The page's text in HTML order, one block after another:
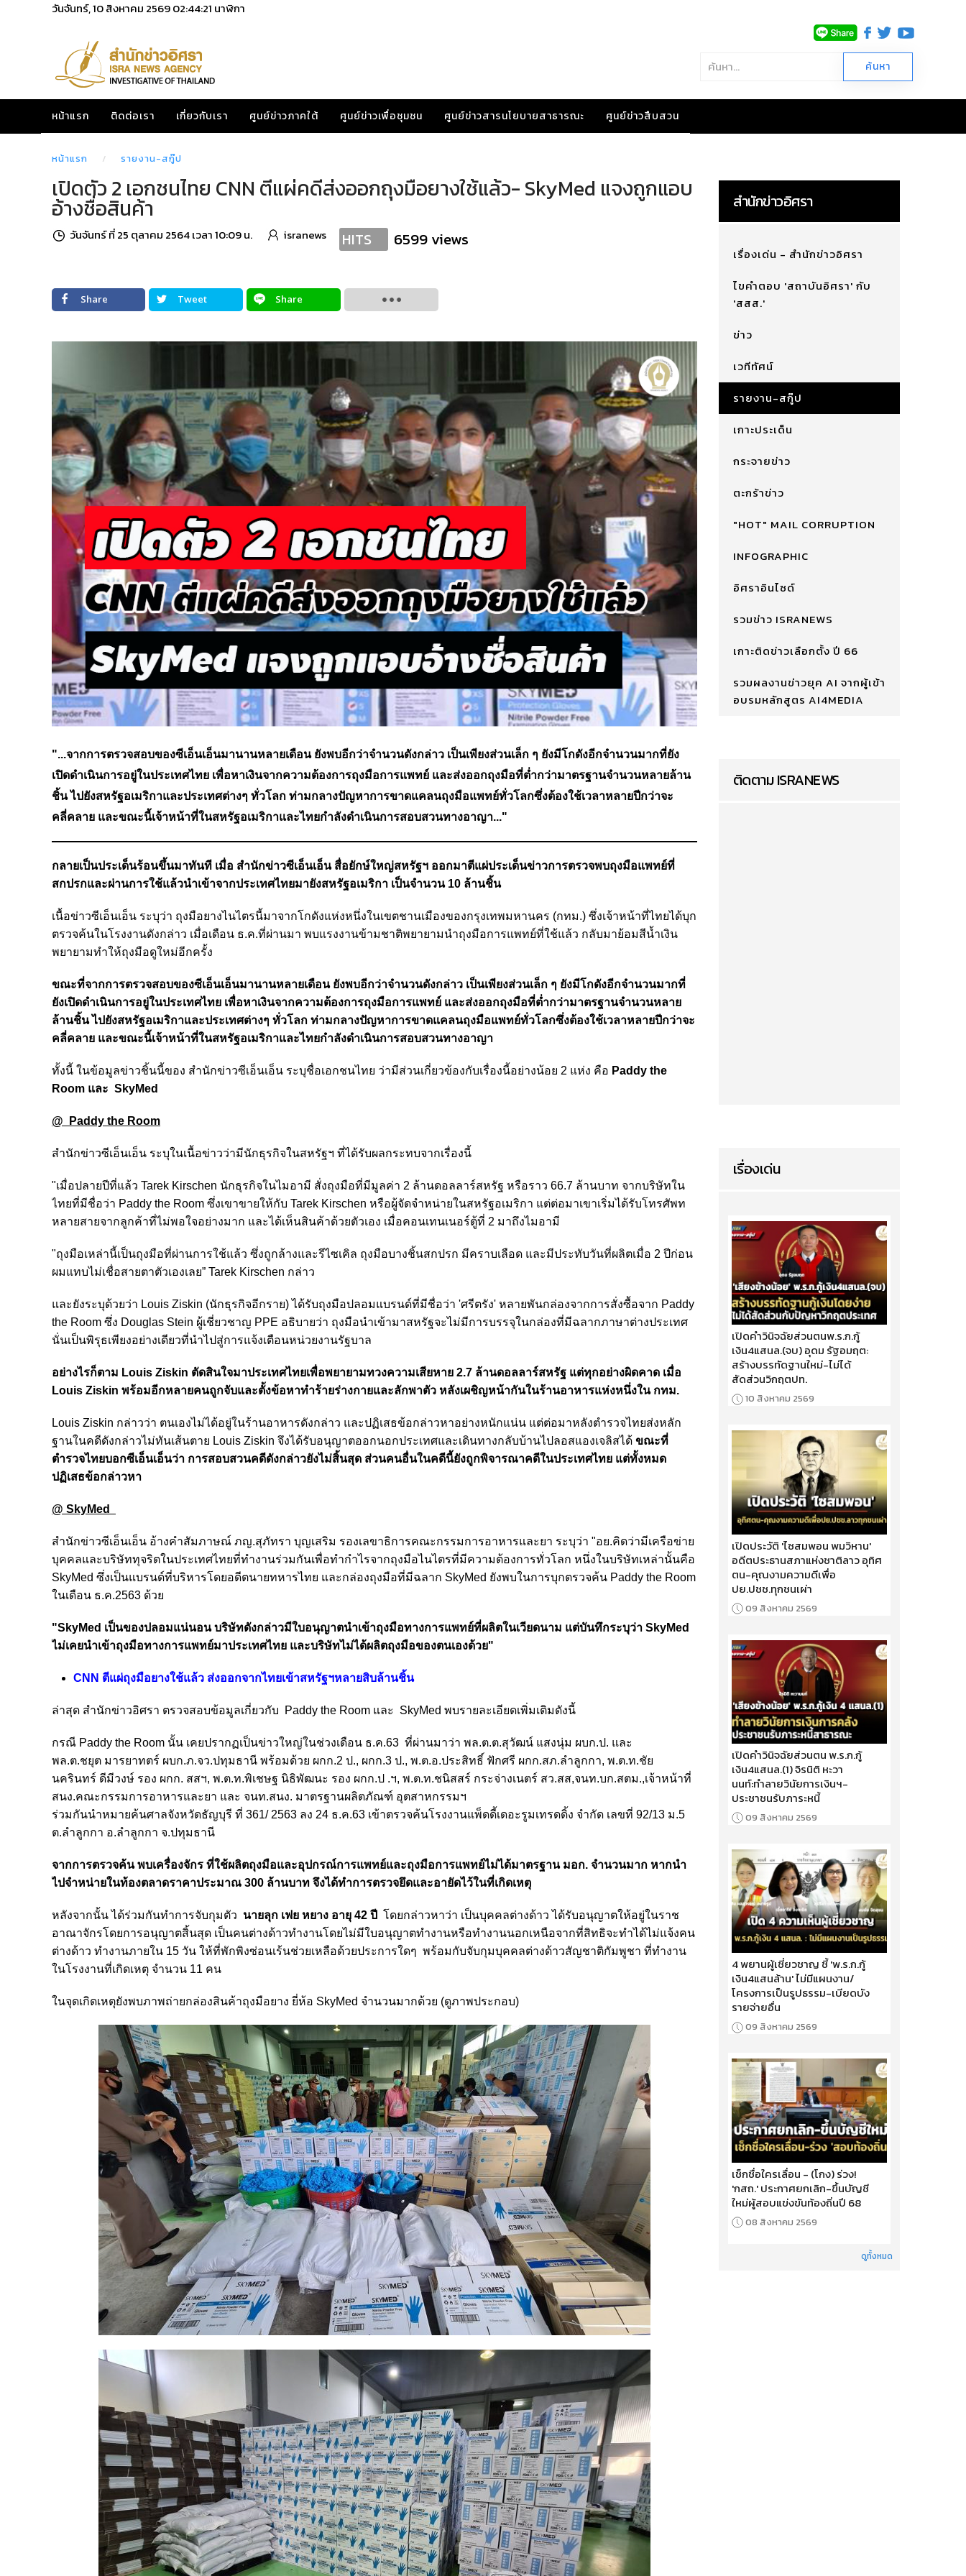
วันจันทร์, 10 สิงหาคม 256902:44:22นาฬิกา
หน้าแรก ติดต่อเรา เกี่ยวกับเรา ศูนย์ข่าวภาคใต้ ศูนย์ข่าวเพื่อชุมชน ศูนย์ข่าวสารนโยบายสาธารณะ ศูนย์ข่าวสืบสวน
หน้าแรก รายงาน-สกู๊ป
เปิดตัว 2 เอกชนไทย CNN ตีแผ่คดีส่งออกถุงมือยางใช้แล้ว- SkyMed แจงถูกแอบ
อ้างชื่อสินค้า
วันจันทร์ ที่ 25 ตุลาคม 2564 เวลา 10:09 น. isranews HITS 6599 views
Share Tweet Share
"...จากการตรวจสอบของซีเอ็นเอ็นมานานหลายเดือน ยังพบอีกว่าจำนวนดังกล่าว เป็นเพียงส่วนเล็ก ๆ ยังมีโกดังอีกจำนวนมากที่ยัง
เปิดดำเนินการอยู่ในประเทศไทย เพื่อหาเงินจากความต้องการถุงมือการแพทย์ และส่งออกถุงมือที่ต่ำกว่ามาตรฐานจำนวนหลายล้าน
ชิ้น ไปยังสหรัฐอเมริกาและประเทศต่างๆ ทั่วโลก ท่ามกลางปัญหาการขาดแคลนถุงมือแพทย์ทั่วโลกซึ่งต้องใช้เวลาหลายปีกว่าจะ
คลี่คลาย และขณะนี้เจ้าหน้าที่ในสหรัฐอเมริกาและไทยกำลังดำเนินการสอบสวนทางอาญา..."
กลายเป็นประเด็นร้อนขึ้นมาทันที เมื่อ สำนักข่าวซีเอ็นเอ็น สื่อยักษ์ใหญ่สหรัฐฯ ออกมาตีแผ่ประเด็นข่าวการตรวจพบถุงมือแพทย์ที่
สกปรกและผ่านการใช้แล้วนำเข้าจากประเทศไทยมายังสหรัฐอเมริกา เป็นจำนวน 10 ล้านชิ้น
เนื้อข่าวซีเอ็นเอ็น ระบุว่า ถุงมือยางไนไตรนี้มาจากโกดังแห่งหนึ่งในเขตชานเมืองของกรุงเทพมหานคร (กทม.) ซึ่งเจ้าหน้าที่ไทยได้บุก
ตรวจค้นในโรงงานดังกล่าว เมื่อเดือน ธ.ค.ที่ผ่านมา พบแรงงานข้ามชาติพยายามนำถุงมือการแพทย์ที่ใช้แล้ว กลับมาย้อมสีน้ำเงิน
พยายามทำให้ถุงมือดูใหม่อีกครั้ง
ขณะที่จากการตรวจสอบของซีเอ็นเอ็นมานานหลายเดือน ยังพบอีกว่าจำนวนดังกล่าว เป็นเพียงส่วนเล็ก ๆ ยังมีโกดังอีกจำนวนมากที่
ยังเปิดดำเนินการอยู่ในประเทศไทย เพื่อหาเงินจากความต้องการถุงมือการแพทย์ และส่งออกถุงมือที่ต่ำกว่ามาตรฐานจำนวนหลาย
ล้านชิ้น ไปยังสหรัฐอเมริกาและประเทศต่างๆ ทั่วโลก ท่ามกลางปัญหาการขาดแคลนถุงมือแพทย์ทั่วโลกซึ่งต้องใช้เวลาหลายปีกว่าจะ
คลี่คลาย และขณะนี้เจ้าหน้าที่ในสหรัฐอเมริกาและไทยกำลังดำเนินการสอบสวนทางอาญา
ทั้งนี้ ในข้อมูลข่าวชิ้นนี้ของ สำนักข่าวซีเอ็นเอ็น ระบุชื่อเอกชนไทย ว่ามีส่วนเกี่ยวข้องกับเรื่องนี้อย่างน้อย 2 แห่ง คือ Paddy the
Room และ SkyMed
@ Paddy the Room
สำนักข่าวซีเอ็นเอ็น ระบุในเนื้อข่าวว่ามีนักธุรกิจในสหรัฐฯ ที่ได้รับผลกระทบจากเรื่องนี้
"เมื่อปลายปีที่แล้ว Tarek Kirschen นักธุรกิจในไมอามี สั่งถุงมือที่มีมูลค่า 2 ล้านดอลลาร์สหรัฐ หรือราว 66.7 ล้านบาท จากบริษัทใน
ไทยที่มีชื่อว่า Paddy the Room ซึ่งเขาขายให้กับ Tarek Kirschen หรือผู้จัดจำหน่ายในสหรัฐอเมริกา แต่ต่อมาเขาเริ่มได้รับโทรศัพท
หลายสายจากลูกค้าที่ไม่พอใจอย่างมาก และได้เห็นสินค้าด้วยตัวเอง เมื่อคอนเทนเนอร์ตู้ที่ 2 มาถึงไมอามี
"ถุงมือเหล่านี้เป็นถุงมือที่ผ่านการใช้แล้ว ซึ่งถูกล้างและรีไซเคิล ถุงมือบางชิ้นสกปรก มีคราบเลือด และมีประทับวันที่ผลิตเมื่อ 2 ปีก่อน
ผมแทบไม่เชื่อสายตาตัวเองเลย” Tarek Kirschen กล่าว
และยังระบุด้วยว่า Louis Ziskin (นักธุรกิจอีกราย) ได้รับถุงมือปลอมแบรนด์ที่มีชื่อว่า 'ศรีตรัง' หลายพันกล่องจากการสั่งซื้อจาก Paddy
the Room ซึ่ง Douglas Stein ผู้เชี่ยวชาญ PPE อธิบายว่า ถุงมือนำเข้ามาสหรัฐจะไม่มีการบรรจุในกล่องที่มีฉลากภาษาต่างประเทศ
นั่นเป็นพิรุธเพียงอย่างเดียวที่นำไปสู่การแจ้งเตือนหน่วยงานรัฐบาล
อย่างไรก็ตาม Louis Ziskin ตัดสินใจมาประเทศไทยเพื่อพยายามทวงความเสียหาย 2.7 ล้านดอลลาร์สหรัฐ แต่ทุกอย่างผิดคาด เมื่อ
Louis Ziskin พร้อมอีกหลายคนถูกจับและตั้งข้อหาทำร้ายร่างกายและลักพาตัว หลังเผชิญหน้ากันในร้านอาหารแห่งหนึ่งใน กทม.
Louis Ziskin กล่าวว่า ตนเองไม่ได้อยู่ในร้านอาหารดังกล่าว และปฏิเสธข้อกล่าวหาอย่างหนักแน่น แต่ต่อมาหลังตำรวจไทยส่งหลัก
ฐานในคดีดังกล่าวไม่ทันเส้นตาย Louis Ziskin จึงได้รับอนุญาตออกนอกประเทศและเดินทางกลับบ้านไปลอสแองเจลิสได้ ขณะที่
ตำรวจไทยบอกซีเอ็นเอ็นว่า การสอบสวนคดีดังกล่าวยังไม่สิ้นสุด ส่วนคนอื่นในคดีนี้ยังถูกพิจารณาคดีในประเทศไทย แต่ทั้งหมด
ปฏิเสธข้อกล่าวหา
@ SkyMed
สำนักข่าวซีเอ็นเอ็น อ้างคำสัมภาษณ์ ภญ.สุภัทรา บุญเสริม รองเลขาธิการคณะกรรมการอาหารและยา ระบุว่า "อย.คิดว่ามีเครือข่าย
บุคคลและบริษัททุจริตในประเทศไทยที่ทำงานร่วมกันเพื่อทำกำไรจากถุงมือไนไตรที่มีความต้องการทั่วโลก หนึ่งในบริษัทเหล่านั้นคือ
SkyMed ซึ่งเป็นแบรนด์ที่บริหารโดยอดีตนายทหารไทย และกล่องถุงมือที่มีฉลาก SkyMed ยังพบในการบุกตรวจค้น Paddy the Room
ในเดือน ธ.ค.2563 ด้วย
"SkyMed เป็นของปลอมแน่นอน บริษัทดังกล่าวมีใบอนุญาตนำเข้าถุงมือทางการแพทย์ที่ผลิตในเวียดนาม แต่บันทึกระบุว่า SkyMed
ไม่เคยนำเข้าถุงมือทางการแพทย์มาประเทศไทย และบริษัทไม่ได้ผลิตถุงมือของตนเองด้วย"
CNN ตีแผ่ถุงมือยางใช้แล้ว ส่งออกจากไทยเข้าสหรัฐฯหลายสิบล้านชิ้น
ล่าสุด สำนักข่าวอิศรา ตรวจสอบข้อมูลเกี่ยวกับ Paddy the Room และ SkyMed พบรายละเอียดเพิ่มเติมดังนี้
กรณี Paddy the Room นั้น เคยปรากฏเป็นข่าวใหญ่ในช่วงเดือน ธ.ค.63 ที่ผ่านมาว่า พล.ต.ต.สุวัฒน์ แสงนุ่ม ผบก.ป. และ
พล.ต.ชยุต มารยาทตร์ ผบก.ภ.จว.ปทุมธานี พร้อมด้วย ผกก.2 ป., ผกก.3 ป., พ.ต.อ.ประสิทธิ์ ฟักศรี ผกก.สภ.ลำลูกกา, พ.ต.ท.ชัย
นครินทร์ ดีมีวงษ์ รอง ผกก. สสฯ, พ.ต.ท.พิเชษฐ นิธิพัฒนะ รอง ผกก.ป .ฯ, พ.ต.ท.ชนิสสร์ กระจ่างเนตร์ สว.สส,จนท.บก.สตม.,เจ้าหน้าที่
สนง.คณะกรรมการอาหารและยา และ จนท.สนง. มาตรฐานผลิตภัณฑ์ อุตสาหกรรมฯ
ร่วมกันนำหมายค้นศาลจังหวัดธัญบุรี ที่ 361/ 2563 ลง 24 ธ.ค.63 เข้าตรวจค้นโรงงานแพ็ดดี้เดอะรูมเทรดดิ้ง จำกัด เลขที่ 92/13 ม.5
ต.ลำลูกกา อ.ลำลูกกา จ.ปทุมธานี
จากการตรวจค้น พบเครื่องจักร ที่ใช้ผลิตถุงมือและอุปกรณ์การแพทย์และถุงมือการแพทย์ไม่ได้มาตรฐาน มอก. จำนวนมาก หากนำ
ไปจำหน่ายในท้องตลาดราคาประมาณ 300 ล้านบาท จึงได้ทำการตรวจยึดและอายัดไว้ในที่เกิดเหตุ
หลังจากนั้น ได้ร่วมกันทำการจับกุมตัว นายลุก เฟย หยาง อายุ 42 ปี โดยกล่าวหาว่า เป็นบุคคลต่างด้าว ได้รับอนุญาตให้อยู่ในราช
อาณาจักรโดยการอนุญาตสิ้นสุด เป็นคนต่างด้าวทำงานโดยไม่มีใบอนุญาตทำงานหรือทำงานนอกเหนือจากที่สิทธิจะทำได้ไม่แจ้งคน
ต่างด้าว ทำงานภายใน 15 วัน ให้ที่พักพิงซ่อนเร้นช่วยเหลือด้วยประการใดๆ พร้อมกับจับกุมบุคคลต่างด้าวสัญชาติกัมพูชา ที่ทำงาน
ในโรงงานที่เกิดเหตุ จำนวน 11 คน
ในจุดเกิดเหตุยังพบภาพถ่ายกล่องสินค้าถุงมือยาง ยี่ห้อ SkyMed จำนวนมากด้วย (ดูภาพประกอบ)
สำนักข่าวอิศรา
เรื่องเด่น - สำนักข่าวอิศรา
ไขคำตอบ 'สถาบันอิศรา' กับ
'สสส.'
ข่าว
เวทีทัศน์
รายงาน-สกู๊ป
เกาะประเด็น
กระจายข่าว
ตะกร้าข่าว
"HOT" MAIL CORRUPTION
INFOGRAPHIC
อิศราอินไซด์
รวมข่าว ISRANEWS
เกาะติดข่าวเลือกตั้ง ปี 66
รวมผลงานข่าวยุค AI จากผู้เข้า
อบรมหลักสูตร AI4MEDIA
ติดตาม ISRANEWS
เรื่องเด่น
เปิดคำวินิจฉัยส่วนตนพ.ร.ก.กู้
เงิน4แสนล.(จบ) อุดม รัฐอมฤต:
สร้างบรรทัดฐานใหม่-ไม่ได้
สัดส่วนวิกฤตปท.
10 สิงหาคม 2569
เปิดประวัติ 'ไซสมพอน พมวิหาน'
อดีตประธานสภาแห่งชาติลาว อุทิศ
ตน-คุณงามความดีเพื่อ
ปย.ปชช.ทุกชนเผ่า
09 สิงหาคม 2569
เปิดคำวินิจฉัยส่วนตน พ.ร.ก.กู้
เงิน4แสนล.(1) จิรนิติ หะวา
นนท์:ทำลายวินัยการเงินฯ-
ประชาชนรับภาระหนี้
09 สิงหาคม 2569
4 พยานผู้เชี่ยวชาญ ชี้ 'พ.ร.ก.กู้
เงิน4แสนล้าน' ไม่มีแผนงาน/
โครงการเป็นรูปธรรม-เบียดบัง
รายจ่ายอื่น
09 สิงหาคม 2569
เช็กชื่อใครเลื่อน - (โกง) ร่วง!
'กสถ.' ประกาศยกเลิก-ขึ้นบัญชี
ใหม่ผู้สอบแข่งขันท้องถิ่นปี 68
08 สิงหาคม 2569
ดูทั้งหมด